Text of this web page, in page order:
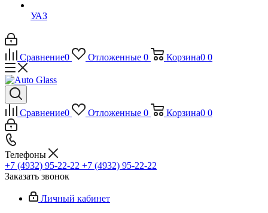
УАЗ
Сравнение0 Отложенные 0 Корзина0 0
Сравнение0 Отложенные 0 Корзина0 0
Телефоны
+7 (4932) 95-22-22 +7 (4932) 95-22-22
Заказать звонок
Личный кабинет